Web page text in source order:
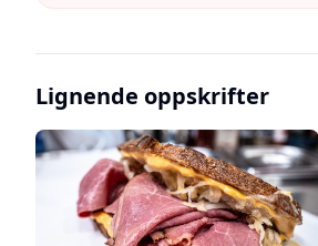
Lignende oppskrifter